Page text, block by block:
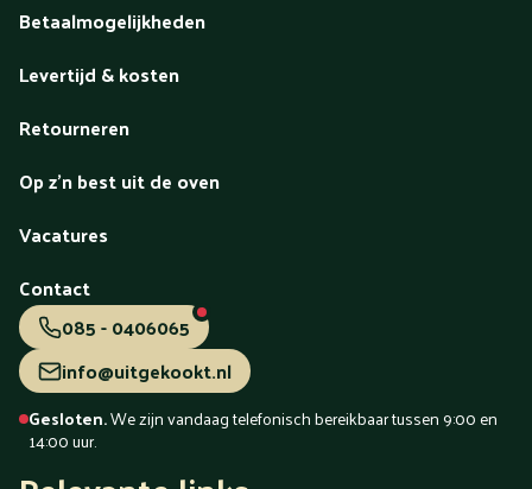
Betaalmogelijkheden
Levertijd & kosten
Retourneren
Op z'n best uit de oven
Vacatures
Contact
085 - 0406065
info@uitgekookt.nl
Gesloten.We zijn vandaag telefonisch bereikbaar tussen 9:00 en
14:00 uur.